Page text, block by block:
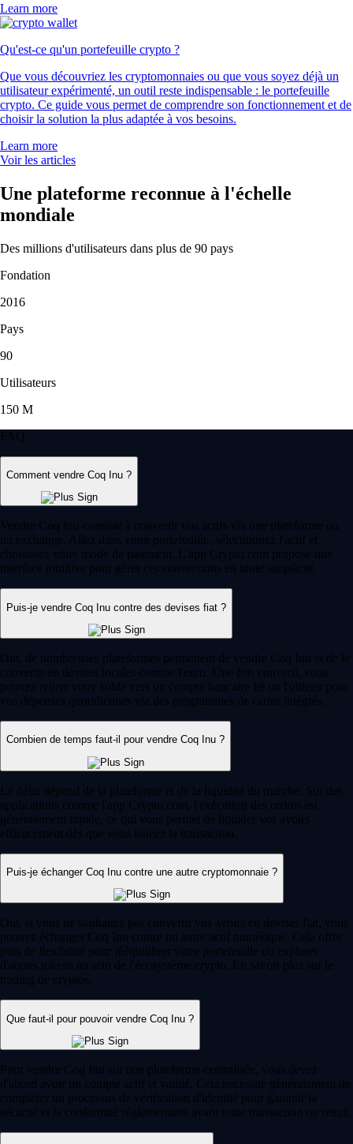
Learn more
Qu'est-ce qu'un portefeuille crypto ?
Que vous découvriez les cryptomonnaies ou que vous soyez déjà un
utilisateur expérimenté, un outil reste indispensable : le portefeuille
crypto. Ce guide vous permet de comprendre son fonctionnement et de
choisir la solution la plus adaptée à vos besoins.
Learn more
Voir les articles
Une plateforme reconnue à l'échelle
mondiale
Des millions d'utilisateurs dans plus de 90 pays
Fondation
2016
Pays
90
Utilisateurs
150 M
FAQ
Comment vendre Coq Inu ?
Vendre Coq Inu consiste à convertir vos actifs via une plateforme ou
un exchange. Allez dans votre portefeuille, sélectionnez l'actif et
choisissez votre mode de paiement. L'app Crypto.com propose une
interface intuitive pour gérer ces conversions en toute simplicité.
Puis-je vendre Coq Inu contre des devises fiat ?
Oui, de nombreuses plateformes permettent de vendre Coq Inu et de le
convertir en devises locales comme l'euro. Une fois converti, vous
pouvez retirer votre solde vers un compte bancaire lié ou l'utiliser pour
vos dépenses quotidiennes via des programmes de cartes intégrés.
Combien de temps faut-il pour vendre Coq Inu ?
Le délai dépend de la plateforme et de la liquidité du marché. Sur des
applications comme l'app Crypto.com, l'exécution des ordres est
généralement rapide, ce qui vous permet de liquider vos avoirs
efficacement dès que vous lancez la transaction.
Puis-je échanger Coq Inu contre une autre cryptomonnaie ?
Oui, si vous ne souhaitez pas convertir vos avoirs en devises fiat, vous
pouvez échanger Coq Inu contre un autre actif numérique. Cela offre
plus de flexibilité pour rééquilibrer votre portefeuille ou explorer
d'autres tokens au sein de l'écosystème crypto. En savoir plus sur le
trading de cryptos.
Que faut-il pour pouvoir vendre Coq Inu ?
Pour vendre Coq Inu sur une plateforme centralisée, vous devez
d'abord avoir un compte actif et validé. Cela nécessite généralement de
compléter un processus de vérification d'identité pour garantir la
sécurité et la conformité réglementaire avant toute transaction ou retrait.